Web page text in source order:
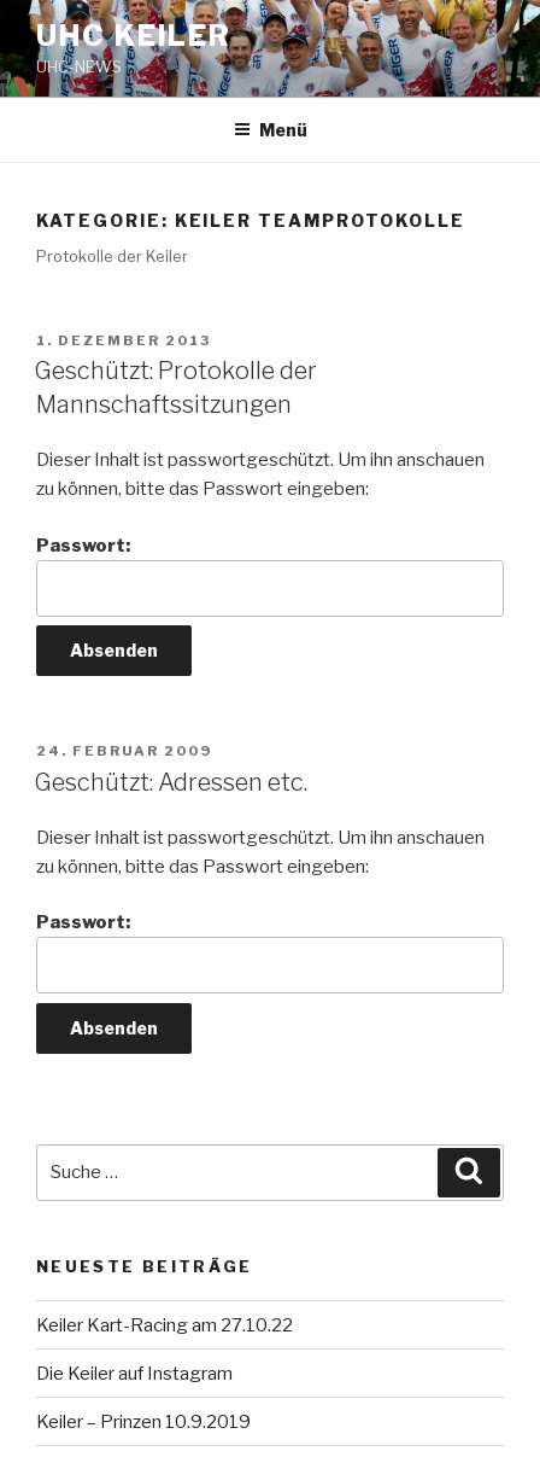
Zum
Inhalt
springen
UHC KEILER
UHC-NEWS
Menü
KATEGORIE: KEILER TEAMPROTOKOLLE
Protokolle der Keiler
VERÖFFENTLICHT
AM
1. DEZEMBER 2013
Geschützt: Protokolle der
Mannschaftssitzungen
Dieser Inhalt ist passwortgeschützt. Um ihn anschauen
zu können, bitte das Passwort eingeben:
Passwort:
VERÖFFENTLICHT
AM
24. FEBRUAR 2009
Geschützt: Adressen etc.
Dieser Inhalt ist passwortgeschützt. Um ihn anschauen
zu können, bitte das Passwort eingeben:
Passwort:
NEUESTE BEITRÄGE
Keiler Kart-Racing am 27.10.22
Die Keiler auf Instagram
Keiler – Prinzen 10.9.2019